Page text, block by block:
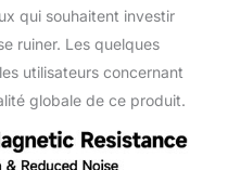
entraînement et
la combustion
Parfait pour
du corps
et les routines de
à domicile.
qui souhaitent investir
ruiner. Les quelques
utilisateurs concernant
globale de ce produit.